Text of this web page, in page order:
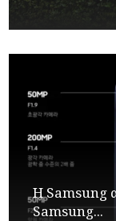
Η Samsung
Samsung...